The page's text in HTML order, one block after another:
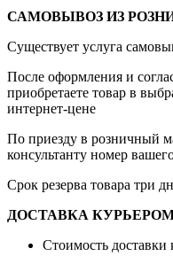
САМОВЫВОЗ ИЗ
Существует услуга
После оформления и
приобретаете товар в
интернет-цене
По приезду в розничный
консультанту номер вашего
Срок резерва товара три
ДОСТАВКА
Стоимость доставки